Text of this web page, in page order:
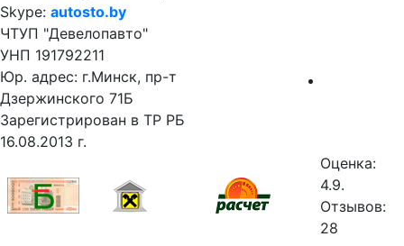
Skype: autosto.by
ЧТУП "Девелопавто"
УНП 191792211
Юр. адрес: г.Минск, пр-т
Дзержинского 71Б
Зарегистрирован в ТР РБ
16.08.2013 г.
Оценка:
4.9.
Отзывов:
28